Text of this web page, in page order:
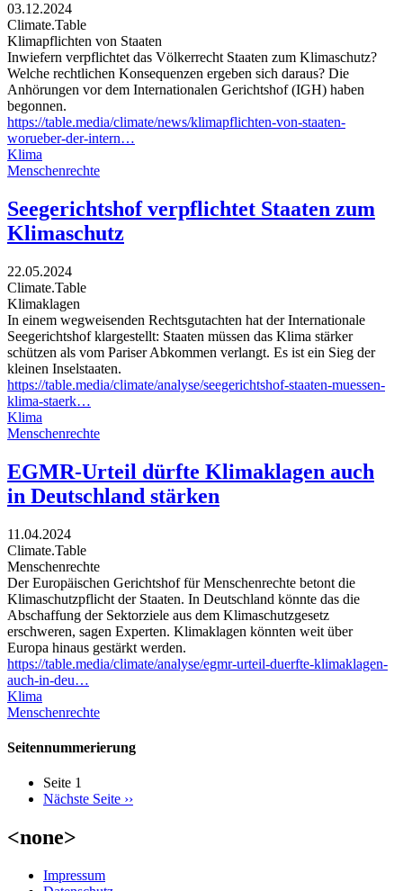
03.12.2024
Climate.Table
Klimapflichten von Staaten
Inwiefern verpflichtet das Völkerrecht Staaten zum Klimaschutz?
Welche rechtlichen Konsequenzen ergeben sich daraus? Die
Anhörungen vor dem Internationalen Gerichtshof (IGH) haben
begonnen.
https://table.media/climate/news/klimapflichten-von-staaten-
worueber-der-intern…
Klima
Menschenrechte
Seegerichtshof verpflichtet Staaten zum
Klimaschutz
22.05.2024
Climate.Table
Klimaklagen
In einem wegweisenden Rechtsgutachten hat der Internationale
Seegerichtshof klargestellt: Staaten müssen das Klima stärker
schützen als vom Pariser Abkommen verlangt. Es ist ein Sieg der
kleinen Inselstaaten.
https://table.media/climate/analyse/seegerichtshof-staaten-muessen-
klima-staerk…
Klima
Menschenrechte
EGMR-Urteil dürfte Klimaklagen auch
in Deutschland stärken
11.04.2024
Climate.Table
Menschenrechte
Der Europäischen Gerichtshof für Menschenrechte betont die
Klimaschutzpflicht der Staaten. In Deutschland könnte das die
Abschaffung der Sektorziele aus dem Klimaschutzgesetz
erschweren, sagen Experten. Klimaklagen könnten weit über
Europa hinaus gestärkt werden.
https://table.media/climate/analyse/egmr-urteil-duerfte-klimaklagen-
auch-in-deu…
Klima
Menschenrechte
Seitennummerierung
Seite 1
Nächste Seite ››
<none>
Impressum